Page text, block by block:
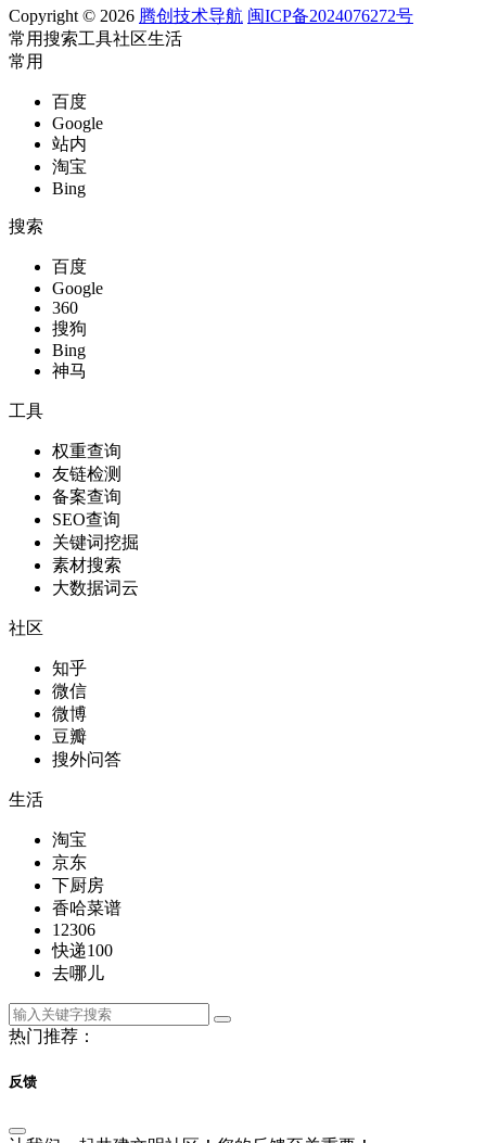
Copyright © 2026 腾创技术导航 闽ICP备2024076272号
常用搜索工具社区生活
常用
百度
Google
站内
淘宝
Bing
搜索
百度
Google
360
搜狗
Bing
神马
工具
权重查询
友链检测
备案查询
SEO查询
关键词挖掘
素材搜索
大数据词云
社区
知乎
微信
微博
豆瓣
搜外问答
生活
淘宝
京东
下厨房
香哈菜谱
12306
快递100
去哪儿
热门推荐：
反馈